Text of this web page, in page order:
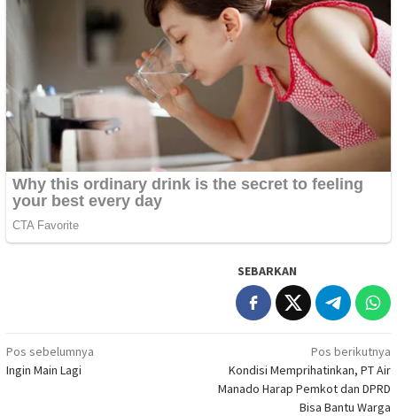
SEBARKAN
Navigasi
pos
Pos sebelumnya
Ingin Main Lagi
Pos berikutnya
Kondisi Memprihatinkan, PT Air
Manado Harap Pemkot dan DPRD
Bisa Bantu Warga